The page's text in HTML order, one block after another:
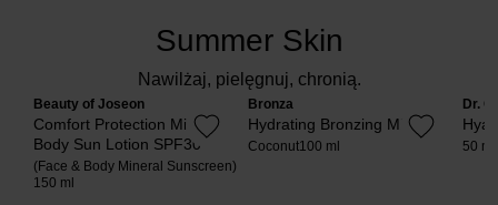
Summer Skin
Nawilżaj, pielęgnuj, chronią.
Beauty of Joseon
Comfort Protection Mineral
Body Sun Lotion SPF30
(Face & Body Mineral Sunscreen)
150 ml
Bronza
Hydrating Bronzing Mist
Coconut100 ml
Dr.
50 ml